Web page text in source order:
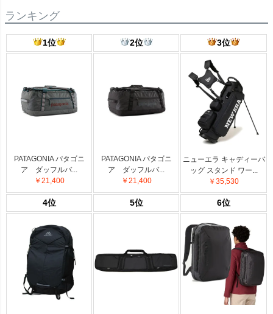
ランキング
1位 2位 3位
PATAGONIA パタゴニ
ア ダッフルバ...
￥21,400
PATAGONIA パタゴニ
ア ダッフルバ...
￥21,400
ニューエラ キャディーバ
ッグ スタンド ワー...
￥35,530
4位 5位 6位